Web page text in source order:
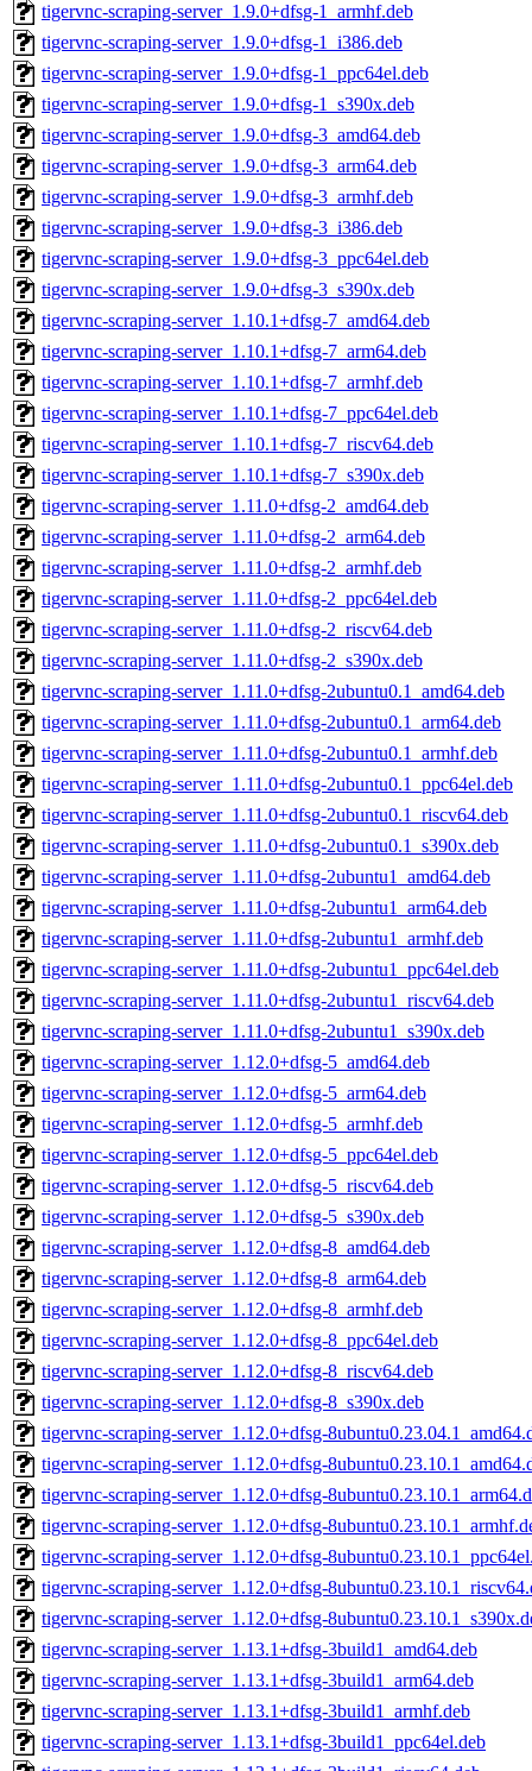
tigervnc-scraping-server_1.9.0+dfsg-1_armhf.deb
tigervnc-scraping-server_1.9.0+dfsg-1_i386.deb
tigervnc-scraping-server_1.9.0+dfsg-1_ppc64el.deb
tigervnc-scraping-server_1.9.0+dfsg-1_s390x.deb
tigervnc-scraping-server_1.9.0+dfsg-3_amd64.deb
tigervnc-scraping-server_1.9.0+dfsg-3_arm64.deb
tigervnc-scraping-server_1.9.0+dfsg-3_armhf.deb
tigervnc-scraping-server_1.9.0+dfsg-3_i386.deb
tigervnc-scraping-server_1.9.0+dfsg-3_ppc64el.deb
tigervnc-scraping-server_1.9.0+dfsg-3_s390x.deb
tigervnc-scraping-server_1.10.1+dfsg-7_amd64.deb
tigervnc-scraping-server_1.10.1+dfsg-7_arm64.deb
tigervnc-scraping-server_1.10.1+dfsg-7_armhf.deb
tigervnc-scraping-server_1.10.1+dfsg-7_ppc64el.deb
tigervnc-scraping-server_1.10.1+dfsg-7_riscv64.deb
tigervnc-scraping-server_1.10.1+dfsg-7_s390x.deb
tigervnc-scraping-server_1.11.0+dfsg-2_amd64.deb
tigervnc-scraping-server_1.11.0+dfsg-2_arm64.deb
tigervnc-scraping-server_1.11.0+dfsg-2_armhf.deb
tigervnc-scraping-server_1.11.0+dfsg-2_ppc64el.deb
tigervnc-scraping-server_1.11.0+dfsg-2_riscv64.deb
tigervnc-scraping-server_1.11.0+dfsg-2_s390x.deb
tigervnc-scraping-server_1.11.0+dfsg-2ubuntu0.1_amd64.deb
tigervnc-scraping-server_1.11.0+dfsg-2ubuntu0.1_arm64.deb
tigervnc-scraping-server_1.11.0+dfsg-2ubuntu0.1_armhf.deb
tigervnc-scraping-server_1.11.0+dfsg-2ubuntu0.1_ppc64el.deb
tigervnc-scraping-server_1.11.0+dfsg-2ubuntu0.1_riscv64.deb
tigervnc-scraping-server_1.11.0+dfsg-2ubuntu0.1_s390x.deb
tigervnc-scraping-server_1.11.0+dfsg-2ubuntu1_amd64.deb
tigervnc-scraping-server_1.11.0+dfsg-2ubuntu1_arm64.deb
tigervnc-scraping-server_1.11.0+dfsg-2ubuntu1_armhf.deb
tigervnc-scraping-server_1.11.0+dfsg-2ubuntu1_ppc64el.deb
tigervnc-scraping-server_1.11.0+dfsg-2ubuntu1_riscv64.deb
tigervnc-scraping-server_1.11.0+dfsg-2ubuntu1_s390x.deb
tigervnc-scraping-server_1.12.0+dfsg-5_amd64.deb
tigervnc-scraping-server_1.12.0+dfsg-5_arm64.deb
tigervnc-scraping-server_1.12.0+dfsg-5_armhf.deb
tigervnc-scraping-server_1.12.0+dfsg-5_ppc64el.deb
tigervnc-scraping-server_1.12.0+dfsg-5_riscv64.deb
tigervnc-scraping-server_1.12.0+dfsg-5_s390x.deb
tigervnc-scraping-server_1.12.0+dfsg-8_amd64.deb
tigervnc-scraping-server_1.12.0+dfsg-8_arm64.deb
tigervnc-scraping-server_1.12.0+dfsg-8_armhf.deb
tigervnc-scraping-server_1.12.0+dfsg-8_ppc64el.deb
tigervnc-scraping-server_1.12.0+dfsg-8_riscv64.deb
tigervnc-scraping-server_1.12.0+dfsg-8_s390x.deb
tigervnc-scraping-server_1.12.0+dfsg-
tigervnc-scraping-server_1.12.0+dfsg-
tigervnc-scraping-server_1.12.0+dfsg-
tigervnc-scraping-server_1.12.0+dfsg-
tigervnc-scraping-server_1.12.0+dfsg-
tigervnc-scraping-server_1.12.0+dfsg-
tigervnc-scraping-server_1.12.0+dfsg-
tigervnc-scraping-server_1.13.1+dfsg-3build1_amd64.deb
tigervnc-scraping-server_1.13.1+dfsg-3build1_arm64.deb
tigervnc-scraping-server_1.13.1+dfsg-3build1_armhf.deb
tigervnc-scraping-server_1.13.1+dfsg-3build1_ppc64el.deb